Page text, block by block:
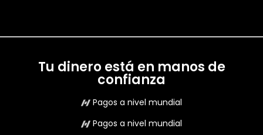
Tu dinero está en manos de
confianza
Pagos a nivel mundial
Pagos a nivel mundial